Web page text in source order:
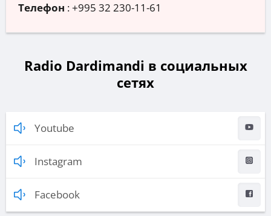
Телефон :+995 32 230-11-61
Radio Dardimandi в социальных
сетях
Youtube
Instagram
Facebook